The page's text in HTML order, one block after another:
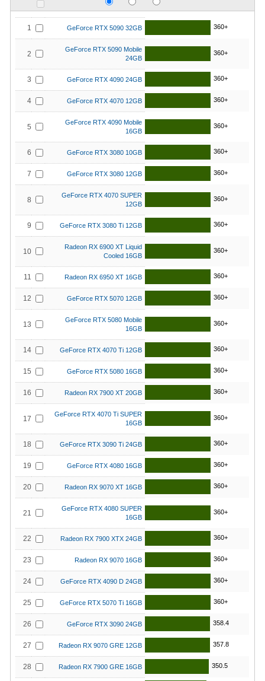
1 GeForce RTX 5090 32GB 360+
2
GeForce RTX 5090 Mobile
24GB
360+
3 GeForce RTX 4090 24GB 360+
4 GeForce RTX 4070 12GB 360+
5
GeForce RTX 4090 Mobile
16GB
360+
6 GeForce RTX 3080 10GB 360+
7 GeForce RTX 3080 12GB 360+
8
GeForce RTX 4070 SUPER
12GB
360+
9 GeForce RTX 3080 Ti 12GB 360+
10
Radeon RX 6900 XT Liquid
Cooled 16GB
360+
11 Radeon RX 6950 XT 16GB 360+
12 GeForce RTX 5070 12GB 360+
13
GeForce RTX 5080 Mobile
16GB
360+
14 GeForce RTX 4070 Ti 12GB 360+
15 GeForce RTX 5080 16GB 360+
16 Radeon RX 7900 XT 20GB 360+
17
GeForce RTX 4070 Ti SUPER
16GB
360+
18 GeForce RTX 3090 Ti 24GB 360+
19 GeForce RTX 4080 16GB 360+
20 Radeon RX 9070 XT 16GB 360+
21
GeForce RTX 4080 SUPER
16GB
360+
22 Radeon RX 7900 XTX 24GB 360+
23 Radeon RX 9070 16GB 360+
24 GeForce RTX 4090 D 24GB 360+
25 GeForce RTX 5070 Ti 16GB 360+
26 GeForce RTX 3090 24GB 358.4
27 Radeon RX 9070 GRE 12GB 357.8
28 Radeon RX 7900 GRE 16GB 350.5